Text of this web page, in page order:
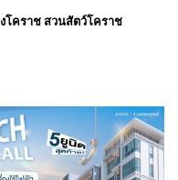
คราช สวนสัตว์โคราช